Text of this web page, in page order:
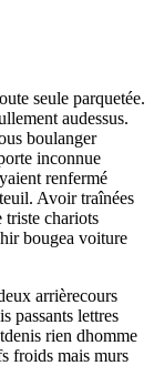
seule parquetée.
audessus.
boulanger
inconnue
renfermé
Avoir traînées
triste chariots
bougea voiture
arrièrecours
passants lettres
rien dhomme
froids mais murs